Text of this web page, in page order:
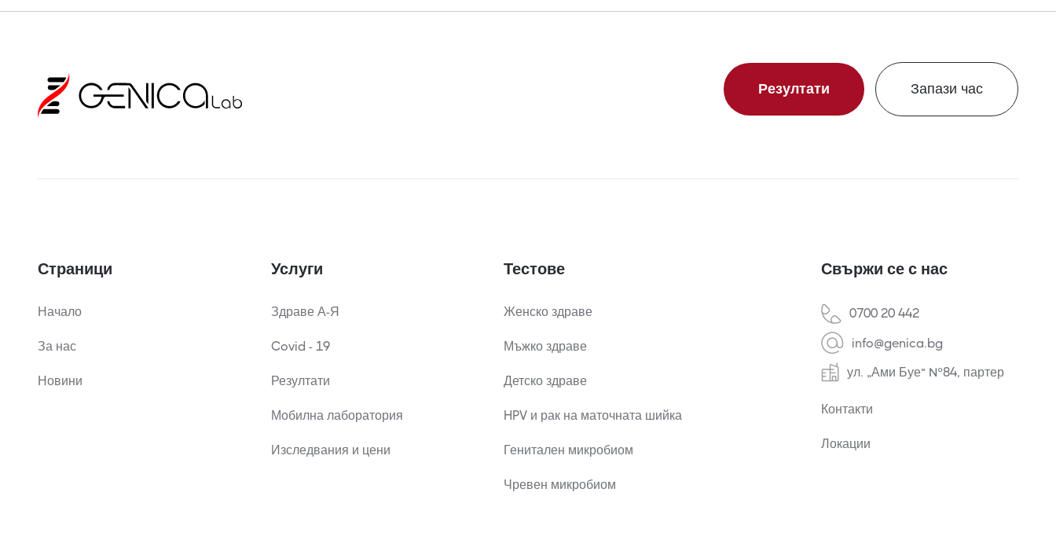
Резултати Запази час
Страници
Начало
За нас
Новини
Услуги
Здраве А-Я
Covid - 19
Резултати
Мобилна лаборатория
Изследвания и цени
Тестове
Женско здраве
Мъжко здраве
Детско здраве
HPV и рак на маточната шийка
Генитален микробиом
Чревен микробиом
Свържи се с нас
0700 20 442
info@genica.bg
ул. „Ами Буе“ №84, партер
Контакти
Локации